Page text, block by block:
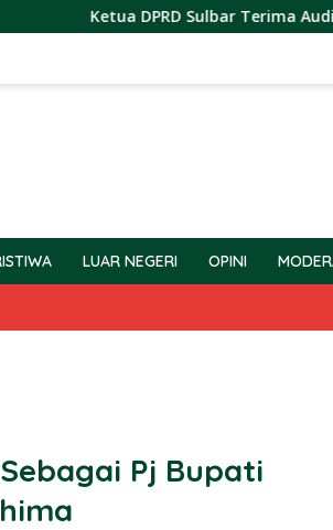
Ketua DPRD Sulbar Terima Audiensi
LUAR NEGERI OPINI
Pj Bupati